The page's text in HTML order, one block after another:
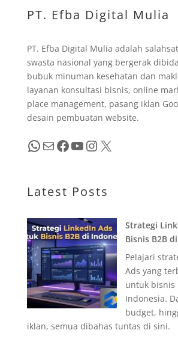
PT. Efba Digital Mulia
PT. Efba Digital Mulia adalah
swasta nasional yang bergerak
bubuk minuman kesehatan dan
layanan konsultasi bisnis, online
place management, pasang iklan
desain pembuatan website.
WhatsApp Mail Facebook YouTube InstagramX
Latest Posts
Strategi
Bisnis B2B
Pelajari
Ads yang
untuk bisnis
Indonesia.
budget,
iklan, semua dibahas tuntas di sini.